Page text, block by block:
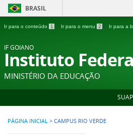
BRASIL
Ir para o conteúdo 1 Ir para o menu 2 Ir para a
IF GOIANO
Instituto
MINISTÉRIO DA EDUCAÇÃO
SUAP
PÁGINA INICIAL > CAMPUS RIO VERDE